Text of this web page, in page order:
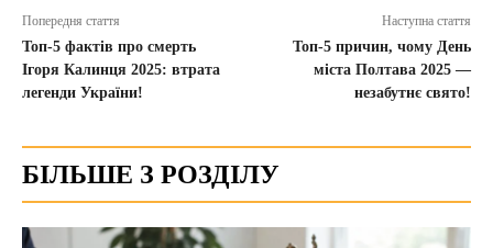
Попередня стаття
Топ-5 фактів про смерть
Ігоря Калинця 2025: втрата
легенди України!
Наступна стаття
Топ-5 причин, чому День
міста Полтава 2025 —
незабутнє свято!
БІЛЬШЕ З РОЗДІЛУ